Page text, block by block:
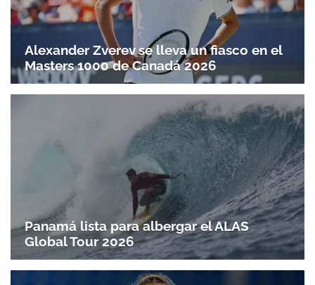
Alexander Zverev se lleva un fiasco en el
Masters 1000 de Canadá 2026
Panamá lista para albergar el ALAS
Global Tour 2026